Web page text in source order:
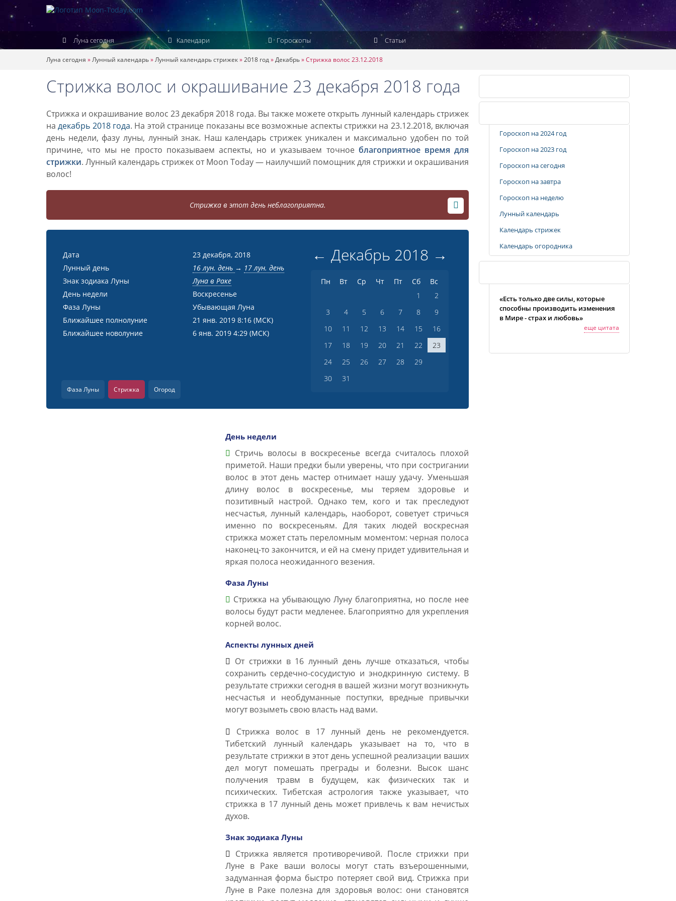
Луна сегодня Календари Гороскопы Статьи
Луна сегодня »Лунный календарь»Лунный календарь стрижек»2018 год»Декабрь»Стрижка волос 23.12.2018
Стрижка волос и окрашивание 23 декабря 2018 года
Стрижка и окрашивание волос 23 декабря 2018 года. Вы также можете открыть лунный календарь стрижек
надекабрь 2018 года. На этой странице показаны все возможные аспекты стрижки на 23.12.2018, включая
день недели, фазу луны, лунный знак. Наш календарь стрижек уникален и максимально удобен по той
причине, что мы не просто показываем аспекты, но и указываем точное благоприятное время для
стрижки. Лунный календарь стрижек от Moon Today — наилучший помощник для стрижки и окрашивания
волос!
Стрижка в этот день неблагоприятна.
Дата
23 декабря, 2018
Лунный день
16 лун. день → 17 лун. день
Знак зодиака Луны
Луна в Раке
День недели
Воскресенье
Фаза Луны
Убывающая Луна
Ближайшее полнолуние
21 янв. 2019 8:16 (МСК)
Ближайшее новолуние
6 янв. 2019 4:29 (МСК)
← Декабрь 2018 →
Пн Вт Ср Чт Пт Сб
Вс
1
2
3
4 5 6 7 8
9
10
11 12 13 14 15
16
17
18 19 20 21 22
23
24
25 26 27 28
29
30
31
Фаза Луны Стрижка Огород
День недели
Стричь волосы в воскресенье всегда считалось плохой
приметой. Наши предки были уверены, что при состригании
волос в этот день мастер отнимает нашу удачу. Уменьшая
длину волос в воскресенье, мы теряем здоровье и
позитивный настрой. Однако тем, кого и так преследуют
несчастья, лунный календарь, наоборот, советует стричься
именно по воскресеньям. Для таких людей воскресная
стрижка может стать переломным моментом: черная полоса
наконец-то закончится, и ей на смену придет удивительная и
яркая полоса неожиданного везения.
Фаза Луны
Стрижка на убывающую Луну благоприятна, но после нее
волосы будут расти медленее. Благоприятно для укрепления
корней волос.
Аспекты лунных дней
От стрижки в 16 лунный день лучше отказаться, чтобы
сохранить сердечно-сосудистую и энодкринную систему. В
результате стрижки сегодня в вашей жизни могут возникнуть
несчастья и необдуманные поступки, вредные привычки
могут возыметь свою власть над вами.
Стрижка волос в 17 лунный день не рекомендуется.
Тибетский лунный календарь указывает на то, что в
результате стрижки в этот день успешной реализации ваших
дел могут помешать преграды и болезни. Высок шанс
получения травм в будущем, как физических так и
психических. Тибетская астрология также указывает, что
стрижка в 17 лунный день может привлечь к вам нечистых
духов.
Знак зодиака Луны
Стрижка является противоречивой. После стрижки при
Луне в Раке ваши волосы могут стать взъерошенными,
задуманная форма быстро потеряет свой вид. Стрижка при
Луне в Раке полезна для здоровья волос: они становятся
Гороскоп на 2024 год
Гороскоп на 2023 год
Гороскоп на сегодня
Гороскоп на завтра
Гороскоп на неделю
Лунный календарь
Календарь стрижек
Календарь огородника
«Есть только две силы, которые
способны производить изменения
в Мире - страх и любовь»
еще цитата